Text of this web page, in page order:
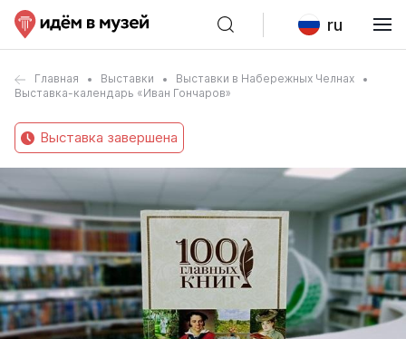
ru
Главная Выставки
Выставки в Набережных Челнах
Выставка-календарь «Иван Гончаров»
Выставка завершена